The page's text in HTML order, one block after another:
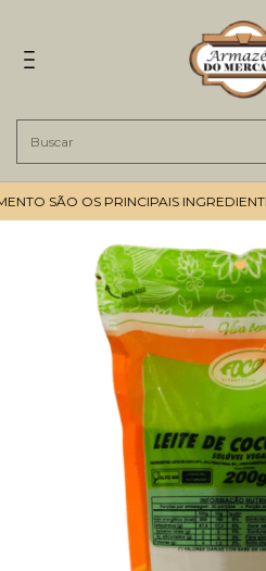
SÃO OS PRINCIPAIS INGREDIENTES!